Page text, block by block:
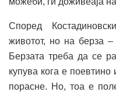
Според
животот, но на берза
Берзата треба да се
купува кога е
порасне. Но, тоа е